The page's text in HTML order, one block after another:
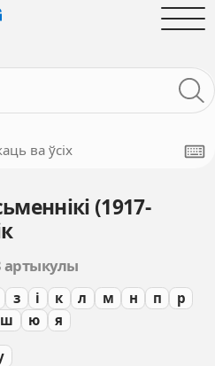
ва ўсіх
(1917-
артыкулы
з і к л м н п
р
ш ю я